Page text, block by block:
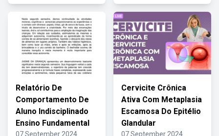
Relatório De
Comportamento De
Aluno Indisciplinado
Ensino Fundamental
07 September 2024
Cervicite Crônica
Ativa Com Metaplasia
Escamosa Do Epitélio
Glandular
07 September 2024